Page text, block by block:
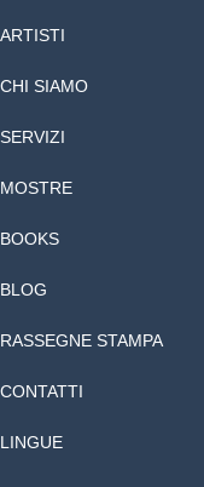
ARTISTI
CHI SIAMO
SERVIZI
MOSTRE
BOOKS
BLOG
RASSEGNE STAMPA
CONTATTI
LINGUE